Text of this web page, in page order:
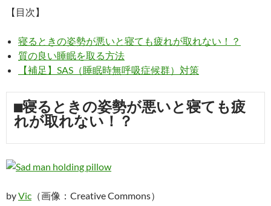
【目次】
寝るときの姿勢が悪いと寝ても疲れが取れない！？
質の良い睡眠を取る方法
【補足】SAS（睡眠時無呼吸症候群）対策
■寝るときの姿勢が悪いと寝ても疲
れが取れない！？
byVic （画像：Creative Commons）